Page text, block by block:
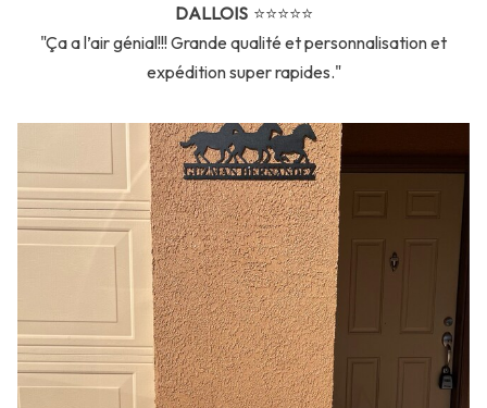
DALLOIS⭐️⭐️⭐️⭐️⭐️
"Ça a l’air génial!!! Grande qualité et personnalisation et
expédition super rapides."